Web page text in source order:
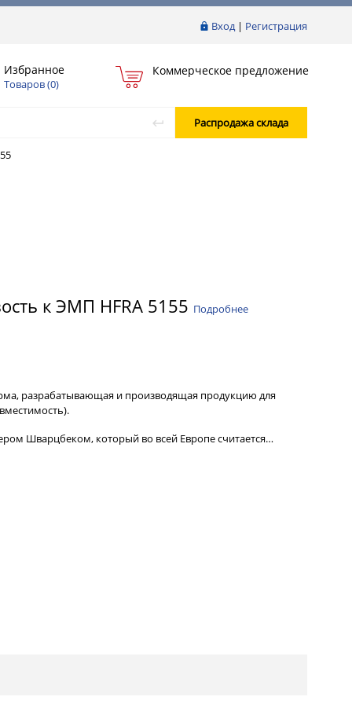
Вход| Регистрация
Избранное
Товаров (0)
Коммерческое предложение
Распродажа склада
к ЭМП HFRA 5155 Подробнее
разрабатывающая и производящая продукцию для
Шварцбеком, который во всей Европе считается…